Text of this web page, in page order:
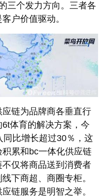
三个发力方向。三者各
户价值驱动。
链为品牌商各垂直行
体育的解决方案，今
比增长超过30％，这
累和bc一体化供应链
仅将商品送到消费者
下商超、商圈专柜。
链服务是明智之举。